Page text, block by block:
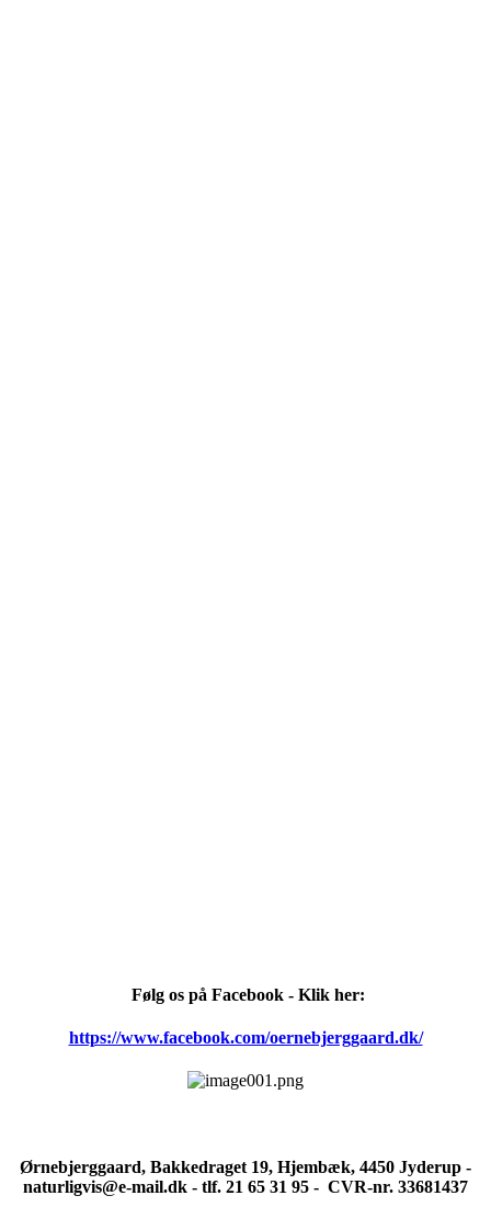
Følg os på Facebook - Klik her:
https://www.facebook.com/oernebjerggaard.dk/
Ørnebjerggaard, Bakkedraget 19, Hjembæk, 4450 Jyderup -
naturligvis@e-mail.dk - tlf. 21 65 31 95 - CVR-nr. 33681437